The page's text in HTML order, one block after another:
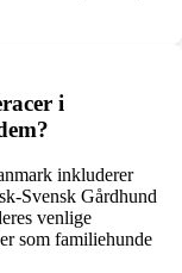
i
inkluderer
Svensk Gårdhund
venlige
som familiehunde